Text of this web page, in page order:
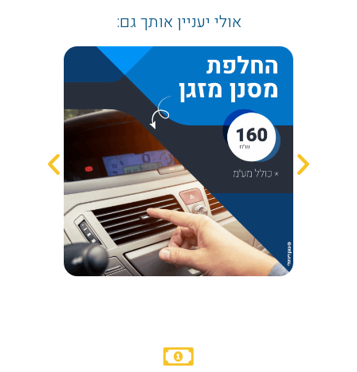
אולי יעניין אותך גם: